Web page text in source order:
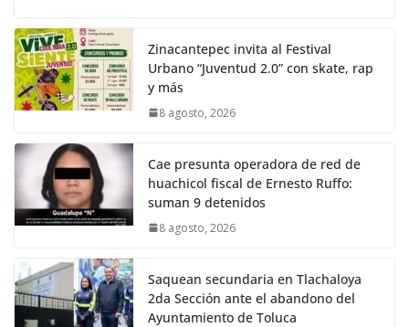
Zinacantepec invita al Festival
Urbano “Juventud 2.0” con skate, rap
y más
8 agosto, 2026
Cae presunta operadora de red de
huachicol fiscal de Ernesto Ruffo:
suman 9 detenidos
8 agosto, 2026
Saquean secundaria en Tlachaloya
2da Sección ante el abandono del
Ayuntamiento de Toluca